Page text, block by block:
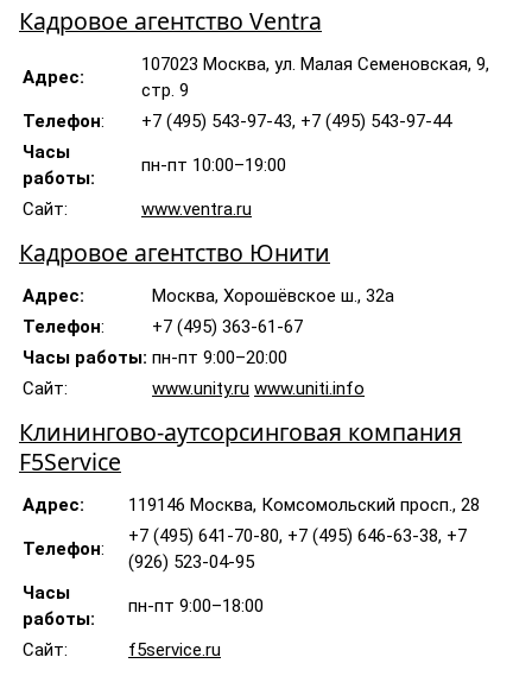
Кадровое агентство Ventra
Адрес:
107023 Москва, ул. Малая Семеновская, 9,
стр. 9
Телефон:
+7 (495) 543-97-43, +7 (495) 543-97-44
Часы
работы:
пн-пт 10:00–19:00
Сайт: www.ventra.ru
Кадровое агентство Юнити
Адрес:
Москва, Хорошёвское ш., 32а
Телефон:
+7 (495) 363-61-67
Часы работы: пн-пт 9:00–20:00
Сайт:
www.unity.ru www.uniti.info
Клинингово-аутсорсинговая компания
F5Service
Адрес: 119146 Москва, Комсомольский просп., 28
Телефон:
+7 (495) 641-70-80, +7 (495) 646-63-38, +7
(926) 523-04-95
Часы
работы:
пн-пт 9:00–18:00
Сайт: f5service.ru